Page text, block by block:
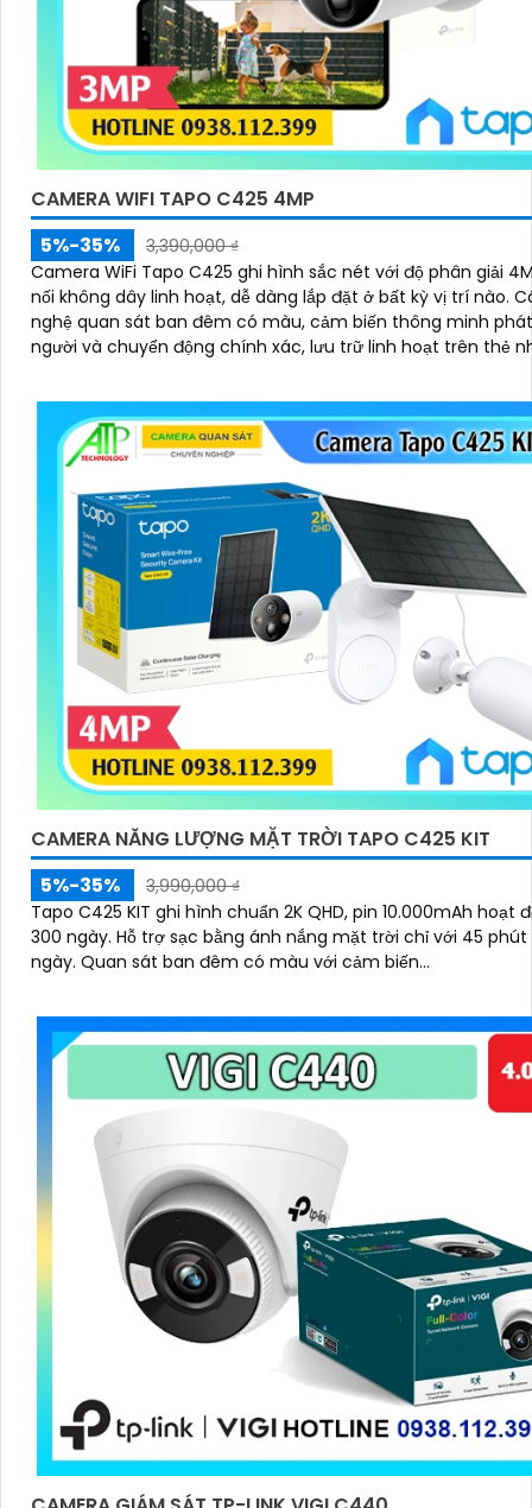
CAMERA WIFI TAPO C425 4MP
5%-35%
3,390,000 ₫
Camera WiFi Tapo C425 ghi hình sắc nét với độ phân giải
nối không dây linh hoạt, dễ dàng lắp đặt ở bất kỳ vị trí nào. Công
nghệ quan sát ban đêm có màu, cảm biến thông minh
người và chuyển động chính xác, lưu trữ linh hoạt trên thẻ
CAMERA NĂNG LƯỢNG MẶT TRỜI TAPO C425 KIT
5%-35%
3,990,000 ₫
Tapo C425 KIT ghi hình chuẩn 2K QHD, pin 10.000mAh hoạt
300 ngày. Hỗ trợ sạc bằng ánh nắng mặt trời chỉ với 45 phút mỗi
ngày. Quan sát ban đêm có màu với cảm biến...